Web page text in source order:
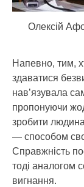
Олексій
Напевно, тим,
здаватися
нав’язувала
пропонуючи
зробити
— способом
Справжність
тоді аналогом
вигнання.